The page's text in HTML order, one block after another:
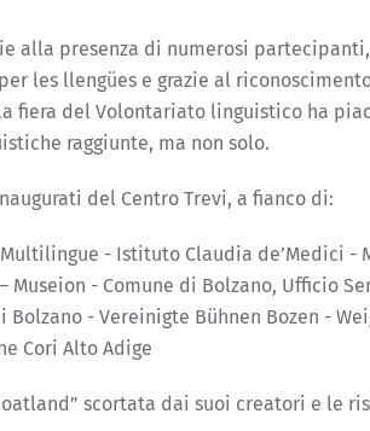
alla presenza di numerosi
les llengües e grazie al
fiera del Volontariato linguistico ha
raggiunte, ma non solo.
del Centro Trevi, a fianco di:
- Istituto Claudia de’Medici -
Museion - Comune di Bolzano, Ufficio
Bolzano - Vereinigte Bühnen Bozen -
Cori Alto Adige
scortata dai suoi creatori e le